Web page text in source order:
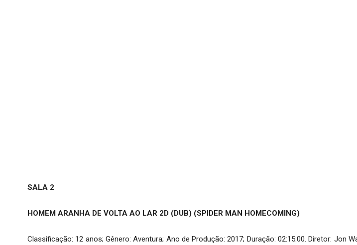
SALA 2
HOMEM ARANHA DE VOLTA AO LAR 2D (DUB) (SPIDER MAN HOMECOMING)
Classificação: 12 anos; Gênero: Aventura; Ano de Produção: 2017; Duração: 02:15:00. Diretor: Jon